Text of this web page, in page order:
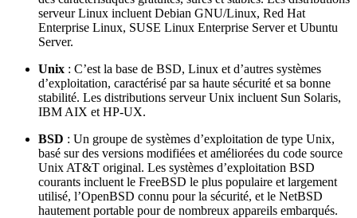
serveur Linux incluent Debian GNU/Linux, Red Hat
Enterprise Linux, SUSE Linux Enterprise Server et Ubuntu
Server.
Unix : C’est la base de BSD, Linux et d’autres systèmes
d’exploitation, caractérisé par sa haute sécurité et sa bonne
stabilité. Les distributions serveur Unix incluent Sun Solaris,
IBM AIX et HP-UX.
BSD : Un groupe de systèmes d’exploitation de type Unix,
basé sur des versions modifiées et améliorées du code source
Unix AT&T original. Les systèmes d’exploitation BSD
courants incluent le FreeBSD le plus populaire et largement
utilisé, l’OpenBSD connu pour la sécurité, et le NetBSD
hautement portable pour de nombreux appareils embarqués.